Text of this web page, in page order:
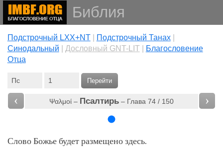
Библия
Подстрочный LXX+NT| Подстрочный Танах|
Cинодальный
Дословный GNT-LIT|
Благословение
Отца
Перейти
‹ Ψαλμοί – Псалтирь– Глава 74 / 150 ›
Слово Божье будет размещено здесь.